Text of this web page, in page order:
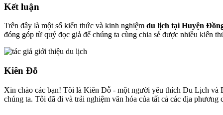
Kết luận
Trên đây là một số kiến thức và kinh nghiệm du lịch tại Huyện
đóng góp từ quý đọc giả để chúng ta cùng chia sẻ được nhiều kiến
Kiên Đỗ
Xin chào các bạn! Tôi là Kiên Đỗ - một người yêu thích Du Lịch và
chúng ta. Tôi đã đi và trải nghiệm văn hóa của tất cả các địa